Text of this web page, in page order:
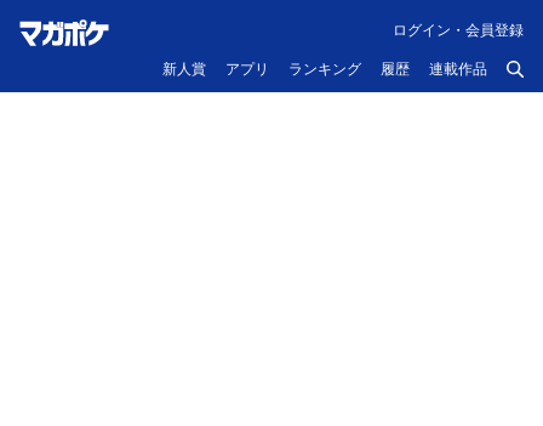
新人賞 アプリ ランキング 履歴 連載作品
ログイン・会員登録